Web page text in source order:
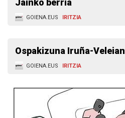
Jainko berria
GOIENA.EUS IRITZIA
Ospakizuna Iruña-Veleian
GOIENA.EUS IRITZIA